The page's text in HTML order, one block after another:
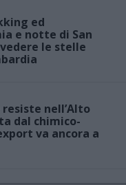
ed
e notte di San
le stelle
resiste nell’Alto
dal chimico-
va ancora a